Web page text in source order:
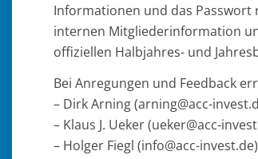
Informationen und das Passwort
internen Mitgliederinformation
offiziellen Halbjahres- und
Bei Anregungen und Feedback
– Dirk Arning (arning@acc-
– Klaus J. Ueker (ueker@acc-
– Holger Fiegl (info@acc-